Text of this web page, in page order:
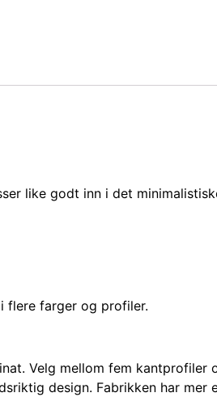
like godt inn i det
flere farger og profiler.
Velg mellom fem
design. Fabrikken har